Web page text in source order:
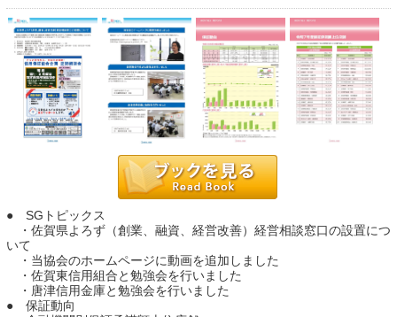
● SGトピックス
・佐賀県よろず（創業、融資、経営改善）経営相談窓口の設置につ
いて
・当協会のホームページに動画を追加しました
・佐賀東信用組合と勉強会を行いました
・唐津信用金庫と勉強会を行いました
● 保証動向
運営：福博印刷
saga ebooksとは
ご利用ガイド
よくある質問
サイトマップ
お問い合わせ